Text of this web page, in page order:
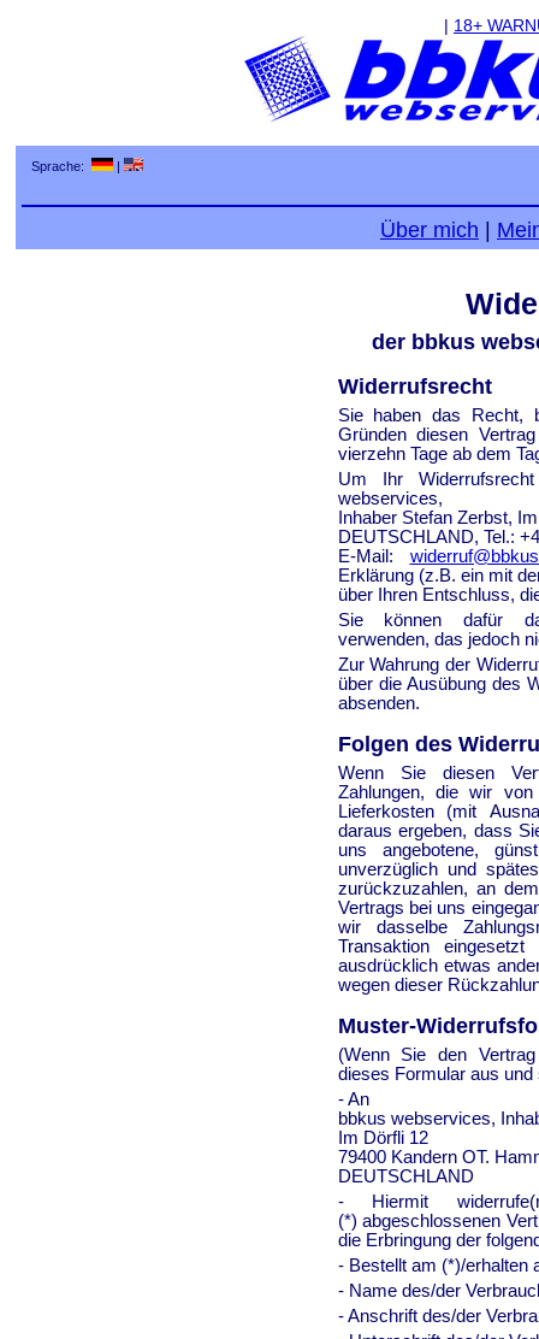
| 18+
Sprache: |
Über mich
der bbkus
Widerrufsrecht
Sie haben das Recht,
Gründen diesen
vierzehn Tage ab dem
Um Ihr
webservices,
Inhaber Stefan Zerbst,
DEUTSCHLAND, Tel.:
E-Mail:
Erklärung (z.B. ein mit
über Ihren Entschluss,
Sie können dafür
verwenden, das jedoch
Zur Wahrung der
über die Ausübung des
absenden.
Folgen des
Wenn Sie diesen
Zahlungen, die wir
Lieferkosten (mit
daraus ergeben, dass
uns angebotene,
unverzüglich und
zurückzuzahlen, an
Vertrags bei uns
wir dasselbe
Transaktion
ausdrücklich etwas
wegen dieser
Muster-
(Wenn Sie den
dieses Formular aus
- An
bbkus webservices,
Im Dörfli 12
79400 Kandern OT.
DEUTSCHLAND
- Hiermit
(*) abgeschlossenen
die Erbringung der
- Bestellt am (*)/erhalten
- Name des/der
- Anschrift des/der